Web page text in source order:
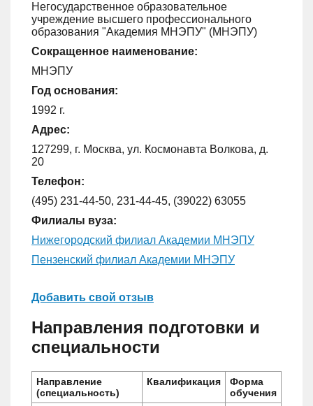
Негосударственное образовательное
учреждение высшего профессионального
образования "Академия МНЭПУ" (МНЭПУ)
Сокращенное наименование:
МНЭПУ
Год основания:
1992 г.
Адрес:
127299, г. Москва, ул. Космонавта Волкова, д.
20
Телефон:
(495) 231-44-50, 231-44-45, (39022) 63055
Филиалы вуза:
Нижегородский филиал Академии МНЭПУ
Пензенский филиал Академии МНЭПУ
Добавить свой отзыв
Направления подготовки и
специальности
Направление
(специальность)
Квалификация
Форма
обучения